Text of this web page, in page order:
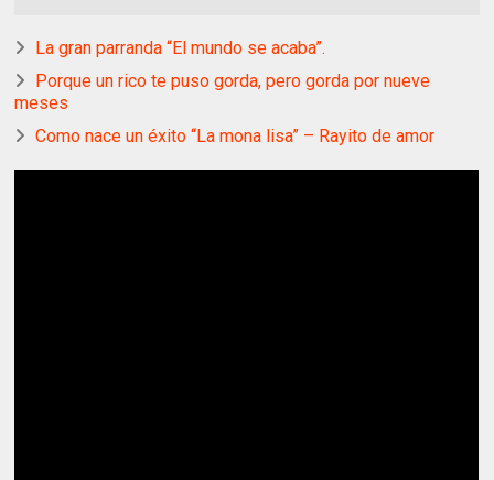
La gran parranda “El mundo se acaba”.
Porque un rico te puso gorda, pero gorda por nueve
meses
Como nace un éxito “La mona lisa” – Rayito de amor